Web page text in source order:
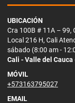
UBICACIÓN
Cra 100B # 11A – 99,
Local 216 H, Cali
sábado (8:00 am -
Cali - Valle del Cauca
MÓVIL
+573163795027
EMAIL